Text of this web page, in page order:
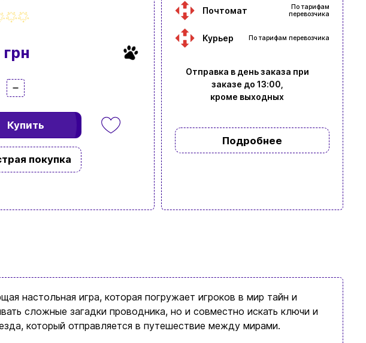
Купить
покупка
Почтомат
По тарифам
перевозчика
Курьер По тарифам перевозчика
Отправка в день заказа при
заказе до 13:00,
кроме выходных
Подробнее
настольная игра, которая погружает игроков в мир тайн и
сложные загадки проводника, но и совместно искать ключи и
который отправляется в путешествие между мирами.